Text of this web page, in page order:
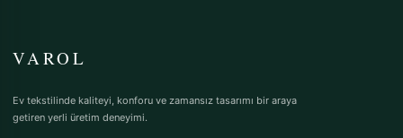
VAROL
Ev tekstilinde kaliteyi, konforu ve zamansız tasarımı bir araya
getiren yerli üretim deneyimi.